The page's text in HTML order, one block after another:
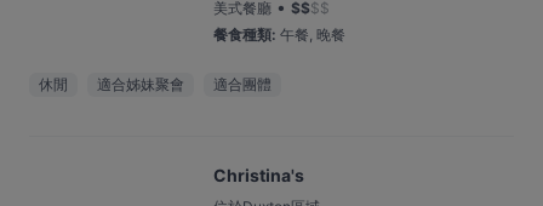
美式餐廳 • $$$$
餐食種類: 午餐, 晚餐
休閒 適合姊妹聚會 適合團體
Christina's